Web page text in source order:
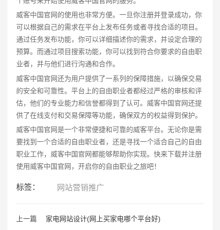
威客中国官网的使用也非常方便。一旦你注册并登录成功，你
可以根据自己的需求在平台上发布任务或者寻找合适的项目。
通过任务发布功能，你可以详细描述你的需求，并设定合理的
预算。而通过项目搜索功能，你可以找到符合你要求的自由职
业者，并与他们进行沟通和合作。
威客中国官网还为用户提供了一系列的保障措施，以确保交易
的安全和可靠性。平台上的自由职业者都经过严格的审核和评
估，他们的专业能力和信誉都得到了认可。威客中国官网还提
供了在线支付和交易保障等功能，确保双方的权益得到保护。
威客中国官网是一个非常便捷和可靠的威客平台。无论你是需
要找到一个合适的自由职业者，还是寻找一个适合自己的自由
职业工作，威客中国官网都能够帮助你实现。快来下载并注册
使用威客中国官网，开启你的自由职业之旅吧！
标签： 网站营销推广
上一篇
家电网站设计(网上买家电哪个平台好)